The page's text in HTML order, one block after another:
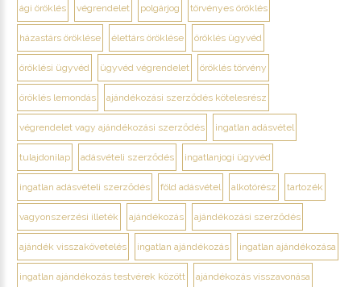
ági öröklés végrendelet polgárjog törvényes öröklés
házastárs öröklése élettárs öröklése öröklés ügyvéd
öröklési ügyvéd ügyvéd végrendelet öröklés törvény
öröklés lemondás ajándékozási szerződés kötelesrész
végrendelet vagy ajándékozási szerződés ingatlan adásvétel
tulajdonilap adásvételi szerződés ingatlanjogi ügyvéd
ingatlan adásvételi szerződés föld adásvétel alkotórész tartozék
vagyonszerzési illeték ajándékozás ajándékozási szerződés
ajándék visszakövetelés ingatlan ajándékozás ingatlan ajándékozása
ingatlan ajándékozás testvérek között ajándékozás visszavonása